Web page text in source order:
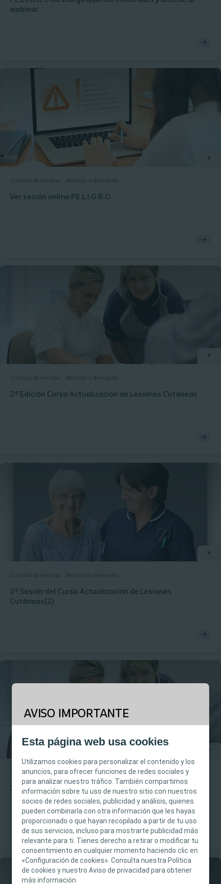
Esta página web usa cookies
Utilizamos cookies para personalizar el contenido y los
anuncios, para ofrecer funciones de redes sociales y
para analizar nuestro tráfico. También compartimos
información sobre tu uso de nuestro sitio con nuestros
socios de redes sociales, publicidad y análisis, quienes
pueden combinarla con otra información que les hayas
proporcionado o que hayan recopilado a partir de tu uso
de sus servicios, incluso para mostrarte publicidad más
relevante para ti. Tienes derecho a retirar o modificar tu
consentimiento en cualquier momento haciendo clic en
«Configuración de cookies». Consulta nuestra Política
de cookies y nuestro Aviso de privacidad para obtener
más información
AVISO IMPORTANTE
sanitarios únicamente. El contenido del sitio está
destinado a fines informativos y formativos y
puede no ser apropiado para todas las
jurisdicciones. Coloplast no proporciona
asesoramiento médico, y la información y el
contenido no pretenden constituir
asesoramiento médico, jurídico ni comercial ni
sustituir en modo alguno el criterio médico
independiente de un profesional sanitario
capacitado y autorizado. La responsabilidad de
la atención al paciente recae en el profesional
sanitario. Para obtener información detallada
webinar
Cuidado de heridas Webinar a demanda
Ver sesión online P.E.L.I.G.R.O
Cuidado de heridas Webinar a demanda
2ª Edición Curso Actualización de Lesiones Cutáneas
Cuidado de heridas Webinar a demanda
2ª Sesión del Curso Actualización de Lesiones
Cutáneas(2)
Cuidado de heridas Webinar a demanda
2ª Edición Curso Actualización de Lesiones Cutáneas(2)